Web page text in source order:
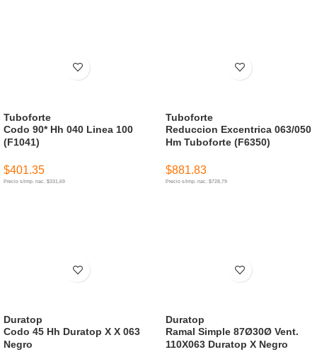
Codo 90* Hh 040 Linea 100
(F1041)
Tuboforte
$401.35
Precio s/imp. nac. $331,69
Reduccion Excentrica 063/050
Hm Tuboforte (F6350)
Tuboforte
$881.83
Precio s/imp. nac. $728,79
Codo 45 Hh Duratop X X 063
Negro
Duratop
Ramal Simple 87Ø30Ø Vent.
110X063 Duratop X Negro
Duratop